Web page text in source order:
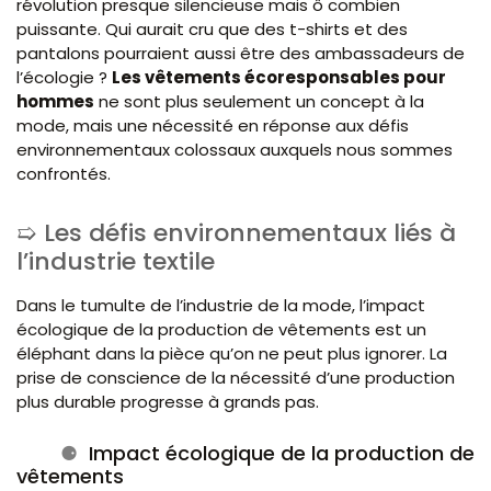
puissante. Qui aurait cru que des t-shirts et des
pantalons pourraient aussi être des ambassadeurs de
l’écologie ? Les vêtements écoresponsables pour
hommes ne sont plus seulement un concept à la
mode, mais une nécessité en réponse aux défis
environnementaux colossaux auxquels nous sommes
confrontés.
Les défis environnementaux liés à
l’industrie textile
Dans le tumulte de l’industrie de la mode, l’impact
écologique de la production de vêtements est un
éléphant dans la pièce qu’on ne peut plus ignorer. La
prise de conscience de la nécessité d’une production
plus durable progresse à grands pas.
Impact écologique de la production de
vêtements